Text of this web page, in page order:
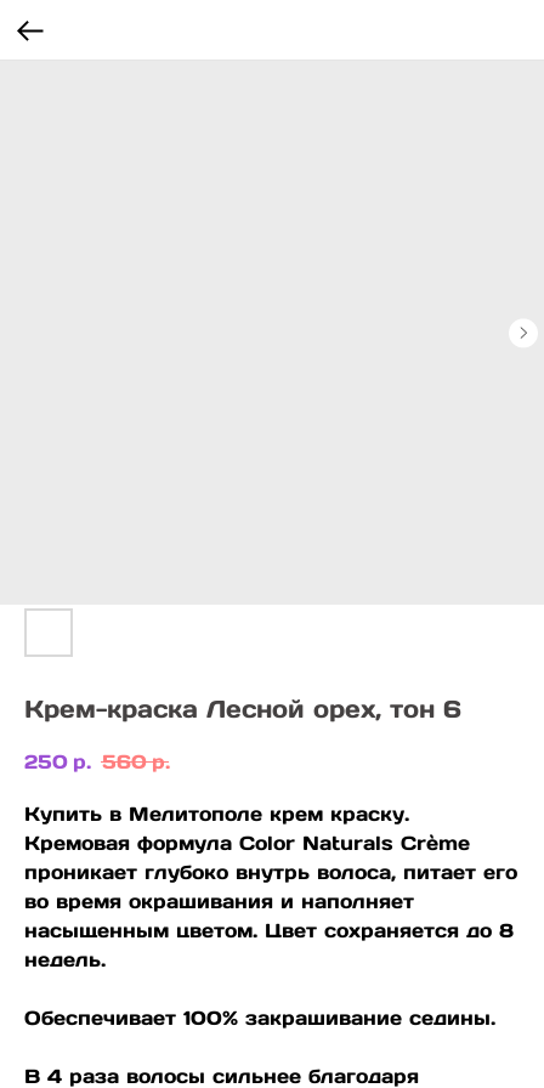
Крем-краска Лесной орех, тон 6
250 р. 560 р.
Купить в Мелитополе крем краску.
Кремовая формула Color Naturals Crème
проникает глубоко внутрь волоса, питает его
во время окрашивания и наполняет
насыщенным цветом. Цвет сохраняется до 8
недель.
Обеспечивает 100% закрашивание седины.
В 4 раза волосы сильнее благодаря